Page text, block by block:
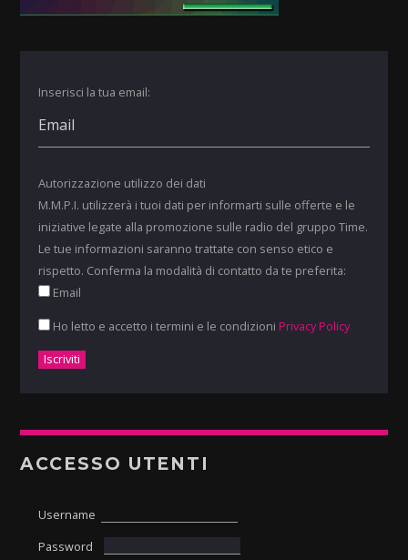
Inserisci la tua email:
Autorizzazione utilizzo dei dati
M.M.P.I. utilizzerà i tuoi dati per informarti sulle offerte e le
iniziative legate alla promozione sulle radio del gruppo Time.
Le tue informazioni saranno trattate con senso etico e
rispetto. Conferma la modalità di contatto da te preferita:
Email
Ho letto e accetto i termini e le condizioni Privacy Policy
ACCESSO UTENTI
Username
Password